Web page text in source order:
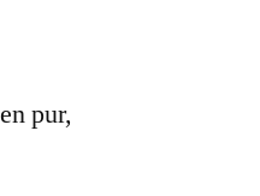
pur,